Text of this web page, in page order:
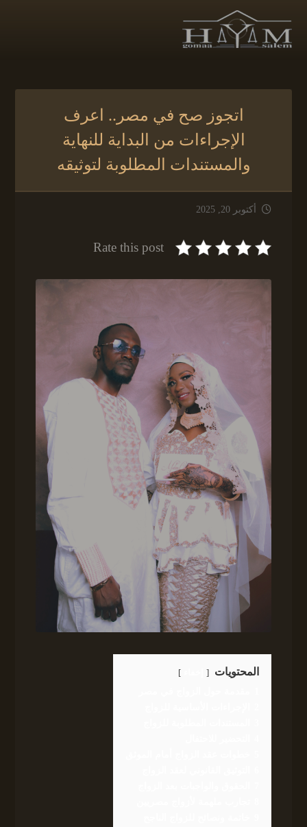
اتجوز صح في مصر.. اعرف
الإجراءات من البداية للنهاية
والمستندات المطلوبة لتوثيقه
أكتوبر 20, 2025
Rate this post
المحتويات